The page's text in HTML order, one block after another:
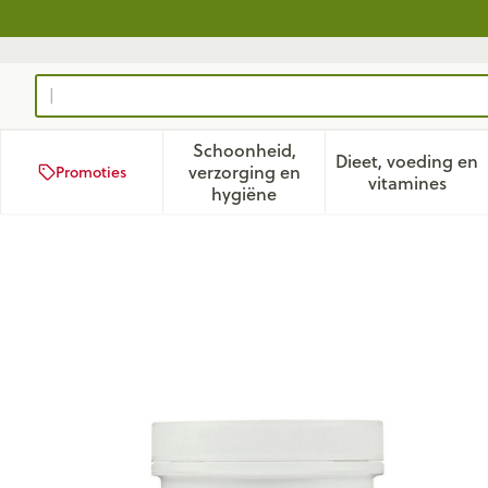
Product, merk, categorie...
Promoties
Schoonheid,
verzorging en
hygiëneToon submenu voor
Dieet, voeding en
vitamines
Toon
Quercetine Forte Caps